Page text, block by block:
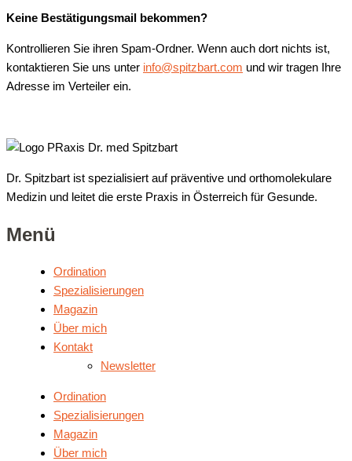
Keine Bestätigungsmail bekommen?
Kontrollieren Sie ihren Spam-Ordner. Wenn auch dort nichts ist,
kontaktieren Sie uns unter info@spitzbart.com und wir tragen Ihre
Adresse im Verteiler ein.
Dr. Spitzbart ist spezialisiert auf präventive und orthomolekulare
Medizin und leitet die erste Praxis in Österreich für Gesunde.
Menü
Ordi­na­ti­on
Spe­zia­li­sie­run­gen
Maga­zin
Über mich
Kon­takt
News­let­ter
Ordi­na­ti­on
Spe­zia­li­sie­run­gen
Maga­zin
Über mich